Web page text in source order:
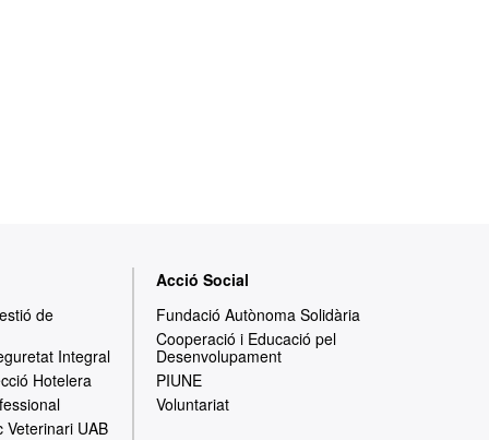
de
Integral
Hotelera
Veterinari UAB
Acció Social
Fundació Autònoma Solidària
Cooperació i Educació pel
Desenvolupament
PIUNE
Voluntariat